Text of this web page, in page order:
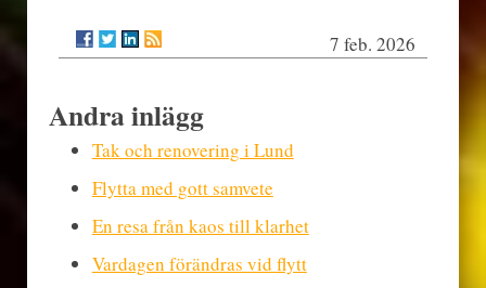
7 feb. 2026
Andra inlägg
Tak och renovering i Lund
Flytta med gott samvete
En resa från kaos till klarhet
Vardagen förändras vid flytt